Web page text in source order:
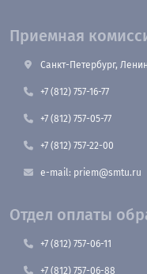
Приемная
Санкт-Петербург,
+7 (812) 757-16-77
+7 (812) 757-05-77
+7 (812) 757-22-00
e-mail: priem@smtu.ru
Отдел оплаты
+7 (812) 757-06-11
+7 (812) 757-06-88